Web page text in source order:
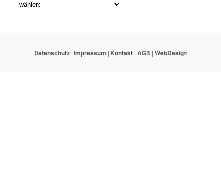
Datenschutz | Impressum | Kontakt | AGB | WebDesign